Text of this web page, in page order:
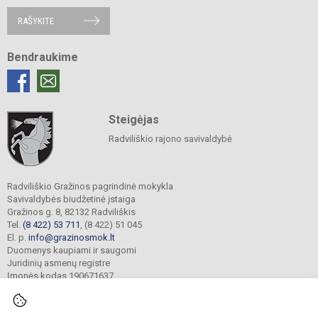
RAŠYKITE
Bendraukime
Steigėjas
Radviliškio rajono savivaldybė
Radviliškio Gražinos pagrindinė mokykla
Savivaldybės biudžetinė įstaiga
Gražinos g. 8, 82132 Radviliškis
Tel. (8 422) 53 711 , (8 422) 51 045
El. p. info@grazinosmok.lt
Duomenys kaupiami ir saugomi
Juridinių asmenų registre
Įmonės kodas 190671637